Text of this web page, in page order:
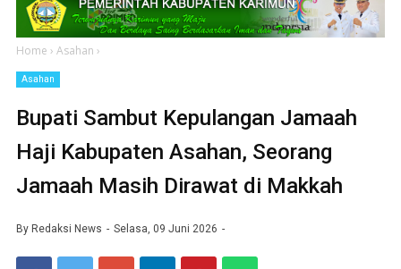
Home › Asahan ›
Asahan
Bupati Sambut Kepulangan Jamaah
Haji Kabupaten Asahan, Seorang
Jamaah Masih Dirawat di Makkah
By Redaksi News Selasa, 09 Juni 2026